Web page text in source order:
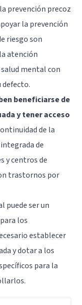
prevención precoz
la prevención
riesgo son
atención
mental con
defecto.
beneficiarse de
y tener acceso
de la
de
y centros de
trastornos por
puede ser un
los
establecer
y dotar a los
para la